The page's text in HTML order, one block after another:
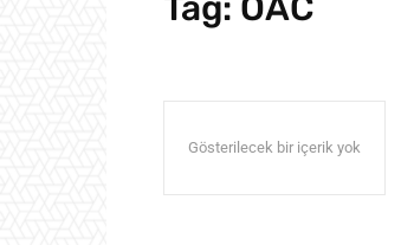
Gösterilecek bir içerik yok